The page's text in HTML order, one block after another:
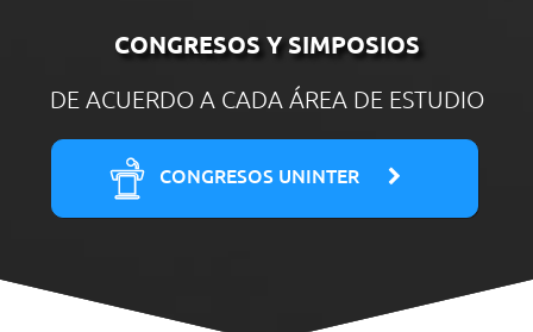
CONGRESOS Y SIMPOSIOS
DE ACUERDO A CADA ÁREA DE ESTUDIO
CONGRESOS UNINTER